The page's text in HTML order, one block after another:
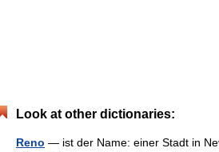
Look at other dictionaries:
Reno — ist der Name: einer Stadt in